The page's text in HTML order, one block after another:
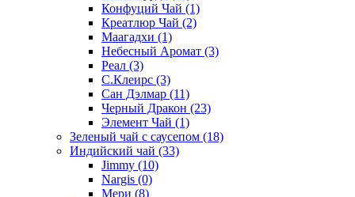
Конфуций Чай (1)
Креатлюр Чай (2)
Маагадхи (1)
Небесный Аромат (3)
Реал (3)
С.Клеирс (3)
Сан Дэлмар (11)
Черный Дракон (23)
Элемент Чай (1)
Зеленый чай с саусепом (18)
Индийский чай (33)
Jimmy (10)
Nargis (0)
Мери (8)